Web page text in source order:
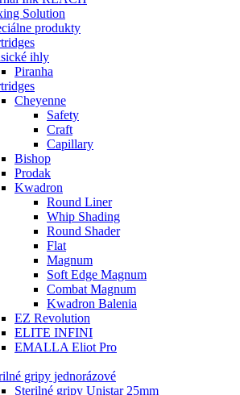
Solution
produkty
ihly
Piranha
Cheyenne
Safety
Craft
Capillary
Bishop
Prodak
Kwadron
Round Liner
Whip Shading
Round Shader
Flat
Magnum
Soft Edge Magnum
Combat Magnum
Kwadron Balenia
EZ Revolution
ELITE INFINI
EMALLA Eliot Pro
gripy jednorázové
Sterilné gripy Unistar 25mm